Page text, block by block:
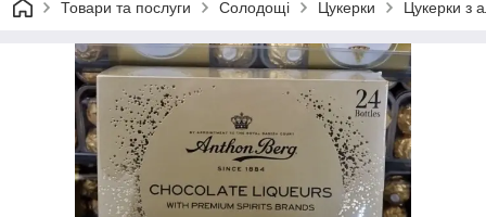
Товари та послуги Солодощі Цукерки Цукерки з